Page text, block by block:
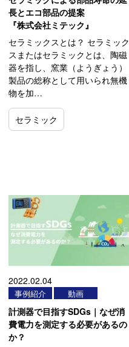
長とエコ部品の提案
『株式会社ミテック』
セラミックスとは？ セラミック
スまたはセラミックとは、陶磁
器を指し、窯業（ようぎょう）
製品の総称として用いられ無機
物を加…
セラミック
2022.02.04
事例紹介 動画
計測器で目指すSDGs｜なぜ消
費電力を測定する必要があるの
か？